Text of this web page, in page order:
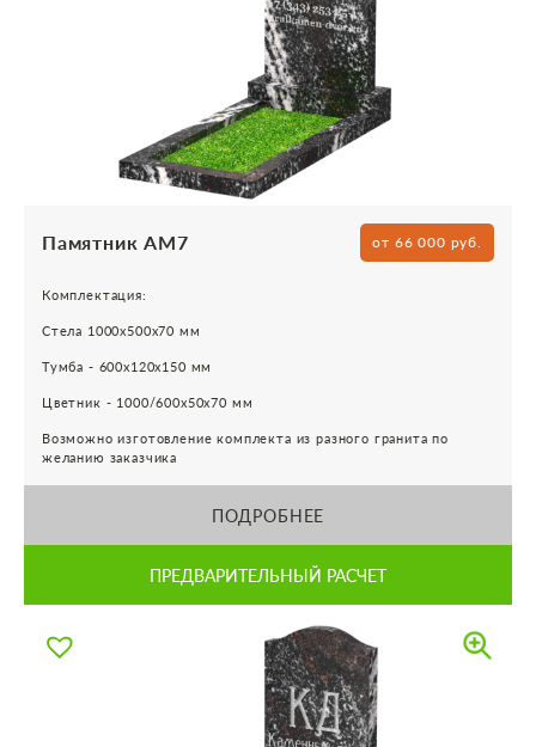
Памятник АМ7 от 66 000 руб.
Комплектация:
Стела 1000х500х70 мм
Тумба - 600х120х150 мм
Цветник - 1000/600х50х70 мм
Возможно изготовление комплекта из разного гранита по
желанию заказчика
ПОДРОБНЕЕ
ПРЕДВАРИТЕЛЬНЫЙ РАСЧЕТ